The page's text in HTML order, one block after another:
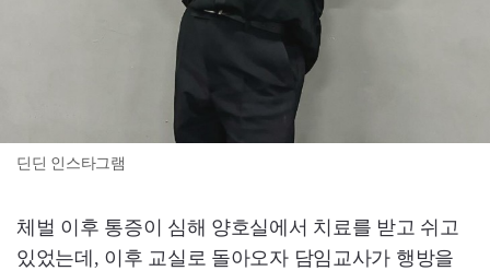
딘딘 인스타그램
체벌 이후 통증이 심해 양호실에서 치료를 받고 쉬고
있었는데, 이후 교실로 돌아오자 담임교사가 행방을